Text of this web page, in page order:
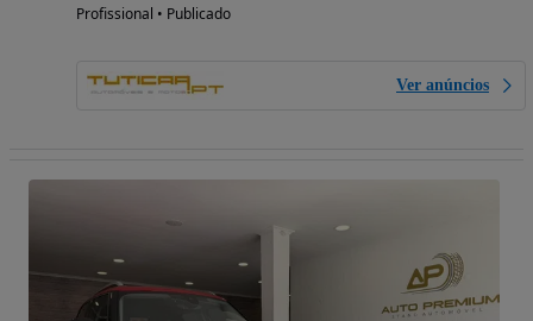
Profissional • Publicado
Ver anúncios